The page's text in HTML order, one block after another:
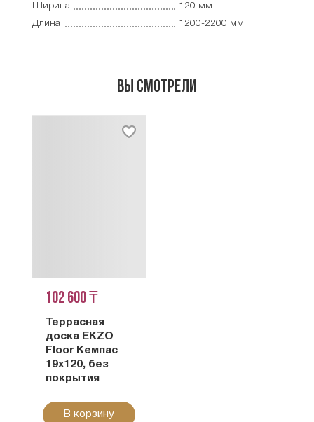
Ширина
120 мм
Длина
1200-2200 мм
Вы смотрели
102 600 ₸
Террасная
доска EKZO
Floor Кемпас
19х120, без
покрытия
В корзину